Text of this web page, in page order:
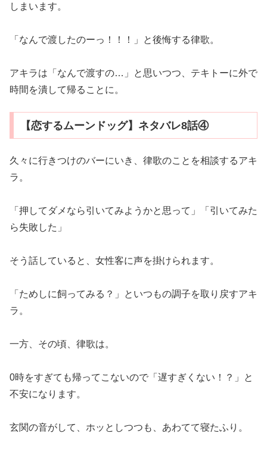
しまいます。
「なんで渡したのーっ！！！」と後悔する律歌。
アキラは「なんで渡すの…」と思いつつ、テキトーに外で
時間を潰して帰ることに。
【恋するムーンドッグ】ネタバレ8話④
久々に行きつけのバーにいき、律歌のことを相談するアキ
ラ。
「押してダメなら引いてみようかと思って」「引いてみた
ら失敗した」
そう話していると、女性客に声を掛けられます。
「ためしに飼ってみる？」といつもの調子を取り戻すアキ
ラ。
一方、その頃、律歌は。
0時をすぎても帰ってこないので「遅すぎくない！？」と
不安になります。
玄関の音がして、ホッとしつつも、あわてて寝たふり。